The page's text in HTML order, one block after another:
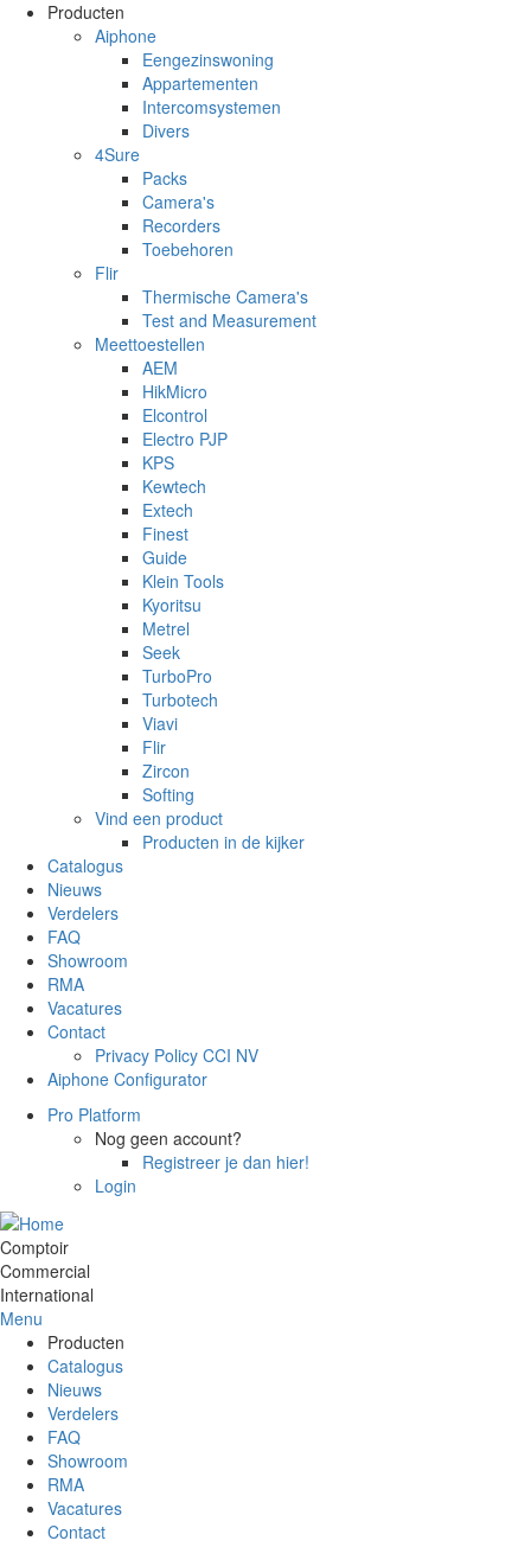
Overslaan en naar de inhoud gaan
Producten
Aiphone
Eengezinswoning
Appartementen
Intercomsystemen
Divers
4Sure
Packs
Camera's
Recorders
Toebehoren
Flir
Thermische Camera's
Test and Measurement
Meettoestellen
AEM
HikMicro
Elcontrol
Electro PJP
KPS
Kewtech
Extech
Finest
Guide
Klein Tools
Kyoritsu
Metrel
Seek
TurboPro
Turbotech
Viavi
Flir
Zircon
Softing
Vind een product
Producten in de kijker
Catalogus
Nieuws
Verdelers
FAQ
Showroom
RMA
Vacatures
Contact
Privacy Policy CCI NV
Aiphone Configurator
Pro Platform
Nog geen account?
Registreer je dan hier!
Login
Comptoir
Commercial
International
Menu
Producten
Catalogus
Nieuws
Verdelers
FAQ
Showroom
RMA
Vacatures
Contact